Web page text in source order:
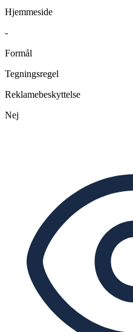
Hjemmeside
-
Formål
Tegningsregel
Reklamebeskyttelse
Nej